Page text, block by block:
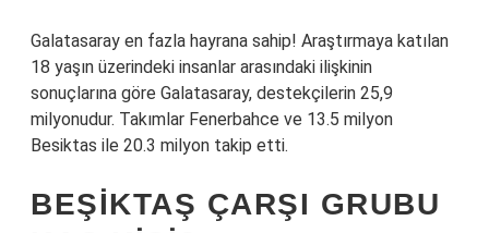
Galatasaray en fazla hayrana sahip! Araştırmaya katılan
18 yaşın üzerindeki insanlar arasındaki ilişkinin
sonuçlarına göre Galatasaray, destekçilerin 25,9
milyonudur. Takımlar Fenerbahce ve 13.5 milyon
Besiktas ile 20.3 milyon takip etti.
BEŞIKTAŞ ÇARŞI GRUBU